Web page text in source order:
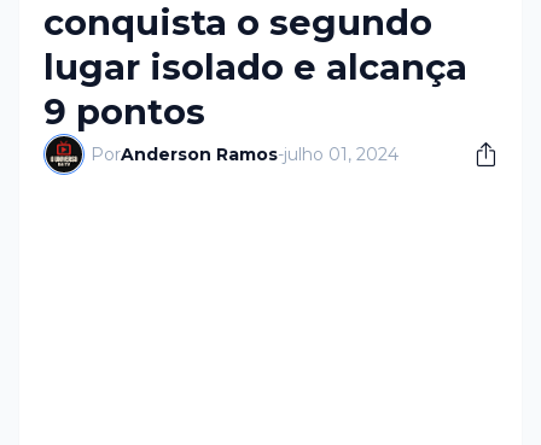
conquista o segundo
lugar isolado e alcança
9 pontos
PorAnderson Ramos-julho 01, 2024